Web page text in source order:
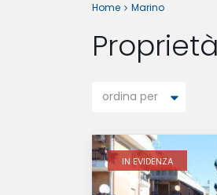
Home Marino
ordina per
IN EVIDENZA